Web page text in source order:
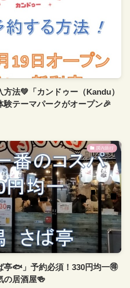
法💚「カンドゥー（Kandu）
験テーマパークがオープン🎉
国内旅行
亭🐟」予約必須！330円均一🉐
の居酒屋🍻